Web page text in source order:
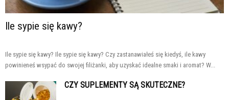
Ile sypie się kawy?
Ile sypie się kawy? Ile sypie się kawy? Czy zastanawiałeś się kiedyś, ile kawy
powinieneś wsypać do swojej filiżanki, aby uzyskać idealne smaki i aromat? W...
CZY SUPLEMENTY SĄ SKUTECZNE?